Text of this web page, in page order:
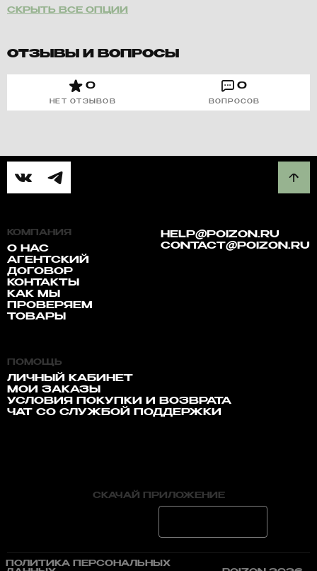
СКРЫТЬ ВСЕ ОПЦИИ
ОТЗЫВЫ И ВОПРОСЫ
0
НЕТ ОТЗЫВОВ
0
ВОПРОСОВ
КОМПАНИЯ
О НАС
АГЕНТСКИЙ
ДОГОВОР
КОНТАКТЫ
КАК МЫ
ПРОВЕРЯЕМ
ТОВАРЫ
HELP@POIZON.RU
CONTACT@POIZON.RU
ПОМОЩЬ
ЛИЧНЫЙ КАБИНЕТ
МОИ ЗАКАЗЫ
УСЛОВИЯ ПОКУПКИ И ВОЗВРАТА
ЧАТ СО СЛУЖБОЙ ПОДДЕРЖКИ
СКАЧАЙ ПРИЛОЖЕНИЕ
ПОЛИТИКА ПЕРСОНАЛЬНЫХ